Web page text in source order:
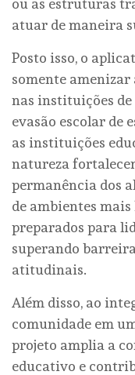
atuar de maneira
Posto isso, o
somente
nas instituições de
evasão escolar de
as instituições
natureza
permanência dos
de ambientes mais
preparados para
superando
atitudinais.
Além disso, ao
comunidade em
projeto amplia a
educativo e